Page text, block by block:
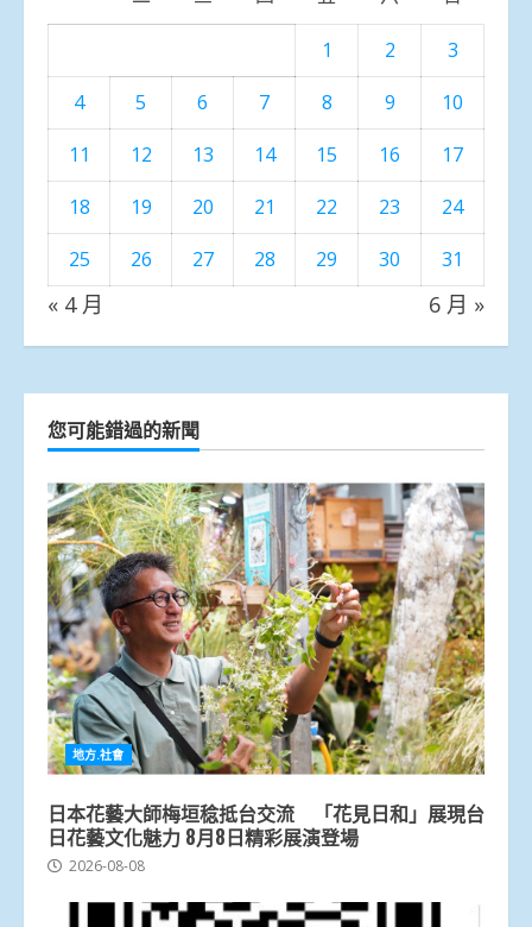
1 2
3
4
5 6 7 8 9
10
11
12 13 14 15 16
17
18
19 20 21 22 23
24
25
26 27 28 29 30 31
« 4 月 6 月 »
您可能錯過的新聞
地方.社會
日本花藝大師梅垣稔抵台交流 「花見日和」展現台
日花藝文化魅力 8月8日精彩展演登場
2026-08-08